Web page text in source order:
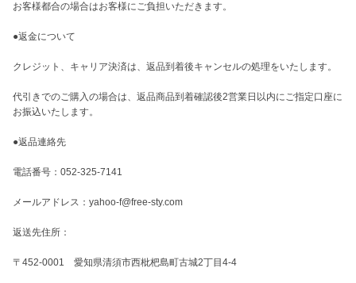
お客様都合の場合はお客様にご負担いただきます。
●返金について
クレジット、キャリア決済は、返品到着後キャンセルの処理をいたします。
代引きでのご購入の場合は、返品商品到着確認後2営業日以内にご指定口座に
お振込いたします。
●返品連絡先
電話番号：052-325-7141
メールアドレス：yahoo-f@free-sty.com
返送先住所：
〒452-0001　愛知県清須市西枇杷島町古城2丁目4-4